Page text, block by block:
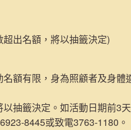
出名額，將以抽籤決定)
額有限，身為照顧者及身
抽籤決定。如活動日期前3
8445或致電3763-1180。